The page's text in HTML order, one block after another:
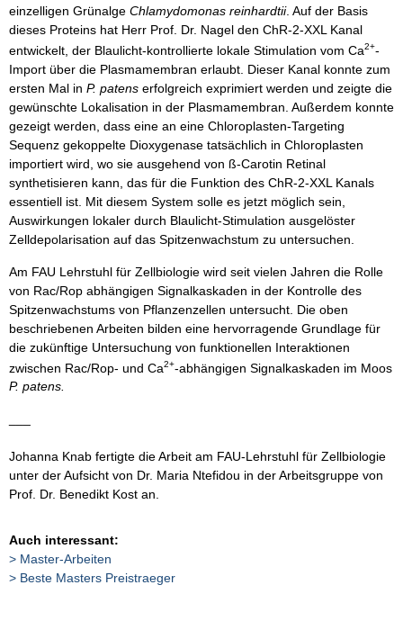
einzelligen Grünalge Chlamydomonas reinhardtii. Auf der Basis
dieses Proteins hat Herr Prof. Dr. Nagel den ChR-2-XXL Kanal
entwickelt, der Blaulicht-kontrollierte lokale Stimulation vom Ca2+-
Import über die Plasmamembran erlaubt. Dieser Kanal konnte zum
ersten Mal in P. patens erfolgreich exprimiert werden und zeigte die
gewünschte Lokalisation in der Plasmamembran. Außerdem konnte
gezeigt werden, dass eine an eine Chloroplasten-Targeting
Sequenz gekoppelte Dioxygenase tatsächlich in Chloroplasten
importiert wird, wo sie ausgehend von ß-Carotin Retinal
synthetisieren kann, das für die Funktion des ChR-2-XXL Kanals
essentiell ist. Mit diesem System solle es jetzt möglich sein,
Auswirkungen lokaler durch Blaulicht-Stimulation ausgelöster
Zelldepolarisation auf das Spitzenwachstum zu untersuchen.
Am FAU Lehrstuhl für Zellbiologie wird seit vielen Jahren die Rolle
von Rac/Rop abhängigen Signalkaskaden in der Kontrolle des
Spitzenwachstums von Pflanzenzellen untersucht. Die oben
beschriebenen Arbeiten bilden eine hervorragende Grundlage für
die zukünftige Untersuchung von funktionellen Interaktionen
zwischen Rac/Rop- und Ca2+-abhängigen Signalkaskaden im Moos
P. patens.
Johanna Knab fertigte die Arbeit am FAU-Lehrstuhl für Zellbiologie
unter der Aufsicht von Dr. Maria Ntefidou in der Arbeitsgruppe von
Prof. Dr. Benedikt Kost an.
Auch interessant:
Master-Arbeiten
Beste Masters Preistraeger